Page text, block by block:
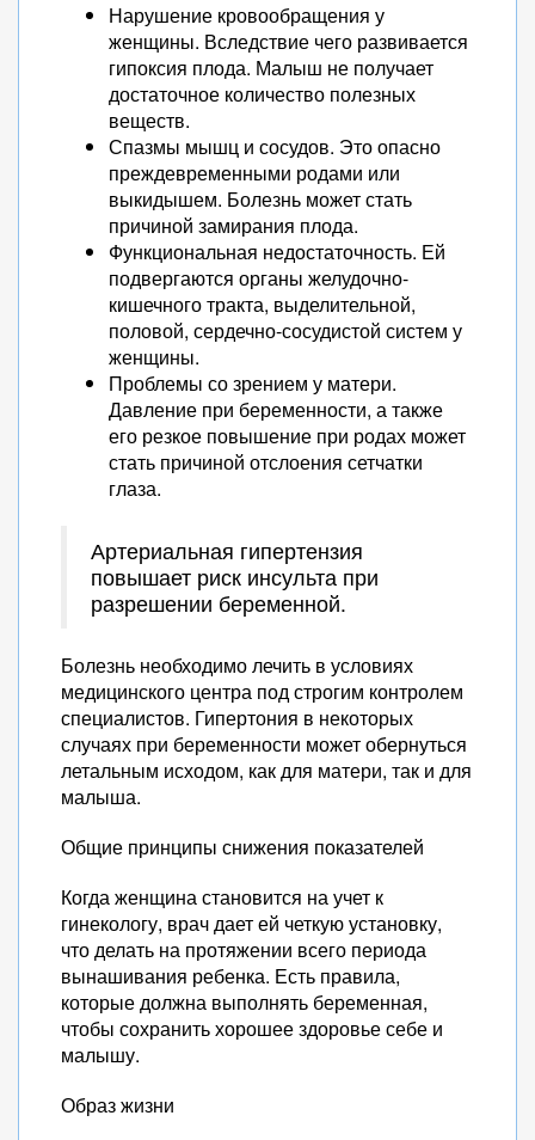
Нарушение кровообращения у
женщины. Вследствие чего развивается
гипоксия плода. Малыш не получает
достаточное количество полезных
веществ.
Спазмы мышц и сосудов. Это опасно
преждевременными родами или
выкидышем. Болезнь может стать
причиной замирания плода.
Функциональная недостаточность. Ей
подвергаются органы желудочно-
кишечного тракта, выделительной,
половой, сердечно-сосудистой систем у
женщины.
Проблемы со зрением у матери.
Давление при беременности, а также
его резкое повышение при родах может
стать причиной отслоения сетчатки
глаза.
Артериальная гипертензия
повышает риск инсульта при
разрешении беременной.
Болезнь необходимо лечить в условиях
медицинского центра под строгим контролем
специалистов. Гипертония в некоторых
случаях при беременности может обернуться
летальным исходом, как для матери, так и для
малыша.
Общие принципы снижения показателей
Когда женщина становится на учет к
гинекологу, врач дает ей четкую установку,
что делать на протяжении всего периода
вынашивания ребенка. Есть правила,
которые должна выполнять беременная,
чтобы сохранить хорошее здоровье себе и
малышу.
Образ жизни